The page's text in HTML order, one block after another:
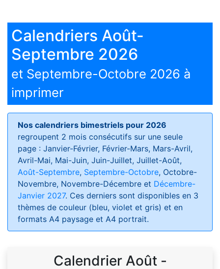
Calendriers Août-
Septembre 2026
et Septembre-Octobre 2026 à
imprimer
Nos calendriers bimestriels pour 2026
regroupent 2 mois consécutifs sur une seule
page : Janvier-Février, Février-Mars, Mars-Avril,
Avril-Mai, Mai-Juin, Juin-Juillet, Juillet-Août,
Août-Septembre, Septembre-Octobre, Octobre-
Novembre, Novembre-Décembre et Décembre-
Janvier 2027. Ces derniers sont disponibles en 3
thèmes de couleur (bleu, violet et gris) et en
formats A4 paysage et A4 portrait.
Calendrier Août -